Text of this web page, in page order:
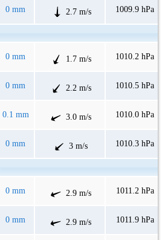
0 mm 2.7 m/s 1009.9 hPa
0 mm 1.7 m/s 1010.2 hPa
0 mm 2.2 m/s 1010.5 hPa
0.1 mm 3.0 m/s 1010.0 hPa
0 mm 3 m/s 1010.3 hPa
0 mm 2.9 m/s 1011.2 hPa
0 mm 2.9 m/s 1011.9 hPa